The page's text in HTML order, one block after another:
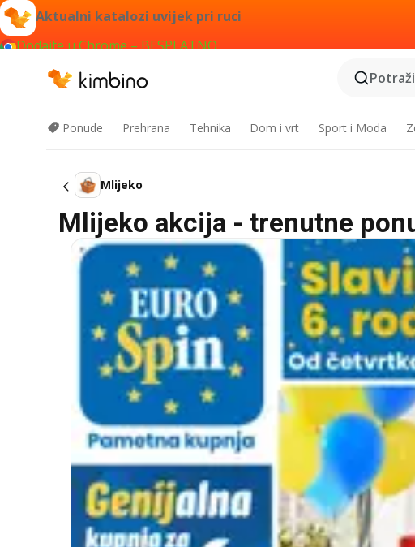
Aktualni katalozi uvijek pri ruci
Dodajte u Chrome – BESPLATNO
Ponude Prehrana Tehnika Dom i vrt Sport i Moda
Mlijeko
Mlijeko akcija - trenutne